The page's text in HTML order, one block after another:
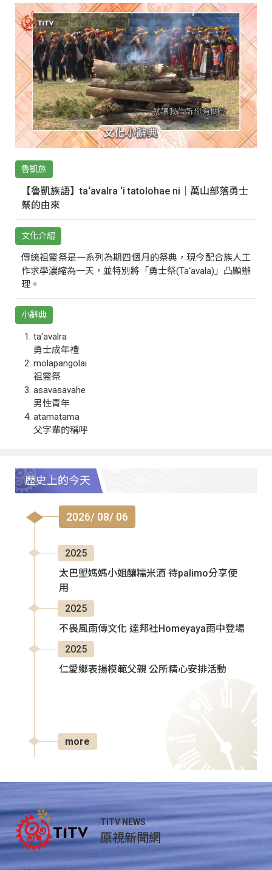
魯凱族
【魯凱族語】ta‘avalra ‘i tatolohae ni｜萬山部落勇士
祭的由來
文化介紹
傳統祖靈祭是一系列為期四個月的祭典，現今配合族人工
作求學濃縮為一天，並特別將「勇士祭(Ta‘avala)」凸顯辦
理。
小辭典
ta‘avalra
勇士成年禮
molapangolai
祖靈祭
asavasavahe
男性青年
atamatama
父字輩的稱呼
歷史上的今天
2026/ 08/ 06
2025
太巴塱媽媽小姐釀糯米酒 待palimo分享使
用
2025
不畏風雨傳文化 達邦社Homeyaya雨中登場
2025
仁愛鄉表揚模範父親 公所精心安排活動
more
TITV NEWS
原視新聞網